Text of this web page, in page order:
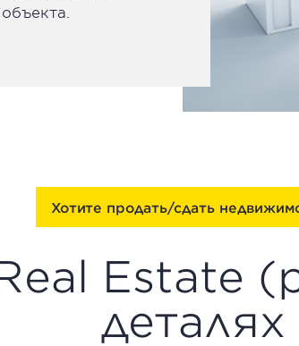
Хотите продать/сдать
Estate
деталях